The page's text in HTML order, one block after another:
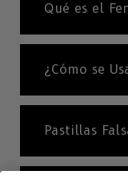
Qué es el
¿Cómo se
Pastillas